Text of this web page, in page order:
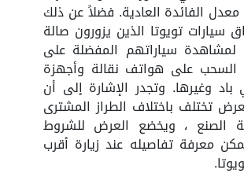
الفائدة العادية. فضلاً عن ذلك
تويوتا الذين يزورون صالة
لمشاهدة سياراتهم المفضلة على
على هواتف نقالة وأجهزة
باد وغيرها. وتجدر الإشارة إلى أن
تختلف باختلاف الطراز المشترى
الصنع ، ويخضع العرض للشروط
معرفة تفاصيله عند زيارة أقرب